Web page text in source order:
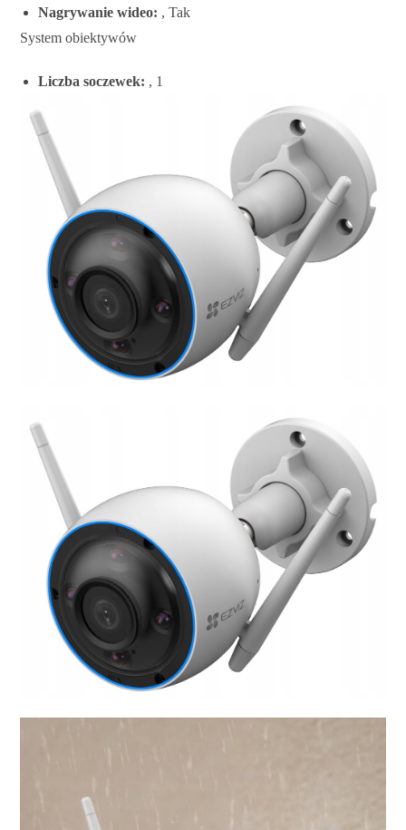
Nagrywanie wideo: , Tak
System obiektywów
Liczba soczewek: , 1